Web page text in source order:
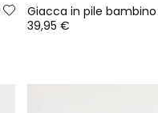
39,95 €